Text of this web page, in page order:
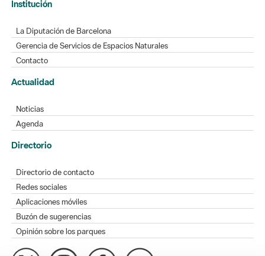
Institución
La Diputación de Barcelona
Gerencia de Servicios de Espacios Naturales
Contacto
Actualidad
Noticias
Agenda
Directorio
Directorio de contacto
Redes sociales
Aplicaciones móviles
Buzón de sugerencias
Opinión sobre los parques